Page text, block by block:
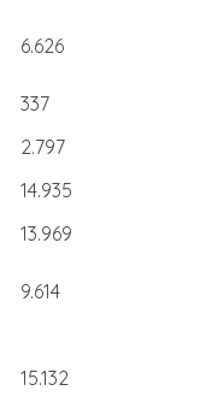
6.626
337
2.797
14.935
13.969
9.614
15.132